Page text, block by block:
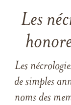
Les
Les
de simples
noms des